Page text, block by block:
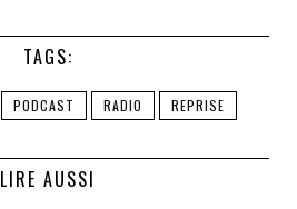
TAGS:
PODCAST RADIO REPRISE
LIRE AUSSI